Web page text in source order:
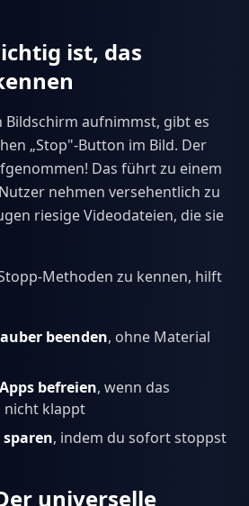
ist, das
Bildschirm aufnimmst, gibt es
„Stop"-Button im Bild. Der
Das führt zu einem
nehmen versehentlich zu
riesige Videodateien, die sie
Methoden zu kennen, hilft
beenden, ohne Material
befreien, wenn das
nicht klappt
, indem du sofort stoppst
universelle